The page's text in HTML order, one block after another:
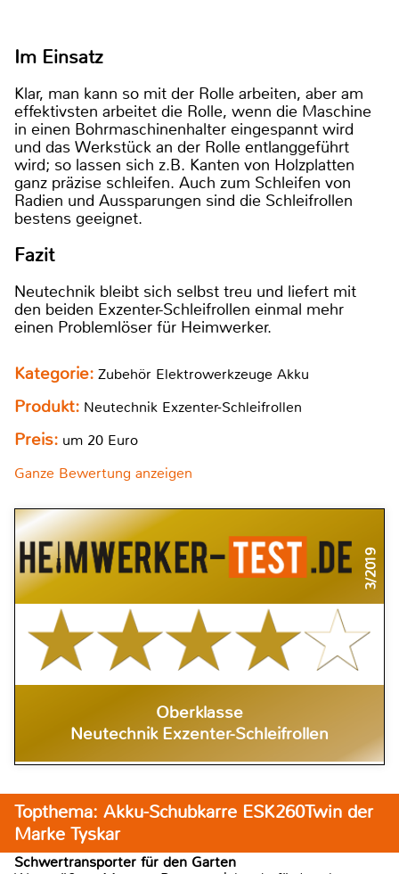
Im Einsatz
Klar, man kann so mit der Rolle arbeiten, aber am
effektivsten arbeitet die Rolle, wenn die Maschine
in einen Bohrmaschinenhalter eingespannt wird
und das Werkstück an der Rolle entlanggeführt
wird; so lassen sich z.B. Kanten von Holzplatten
ganz präzise schleifen. Auch zum Schleifen von
Radien und Aussparungen sind die Schleifrollen
bestens geeignet.
Fazit
Neutechnik bleibt sich selbst treu und liefert mit
den beiden Exzenter-Schleifrollen einmal mehr
einen Problemlöser für Heimwerker.
Kategorie: Zubehör Elektrowerkzeuge Akku
Produkt: Neutechnik Exzenter-Schleifrollen
Preis: um 20 Euro
Ganze Bewertung anzeigen
3/2019
Oberklasse
Neutechnik Exzenter-Schleifrollen
Topthema: Akku-Schubkarre ESK260Twin der
Marke Tyskar
Schwertransporter für den Garten